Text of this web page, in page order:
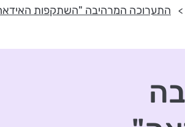
התערוכה המרהיבה "השתקפות האידאה"